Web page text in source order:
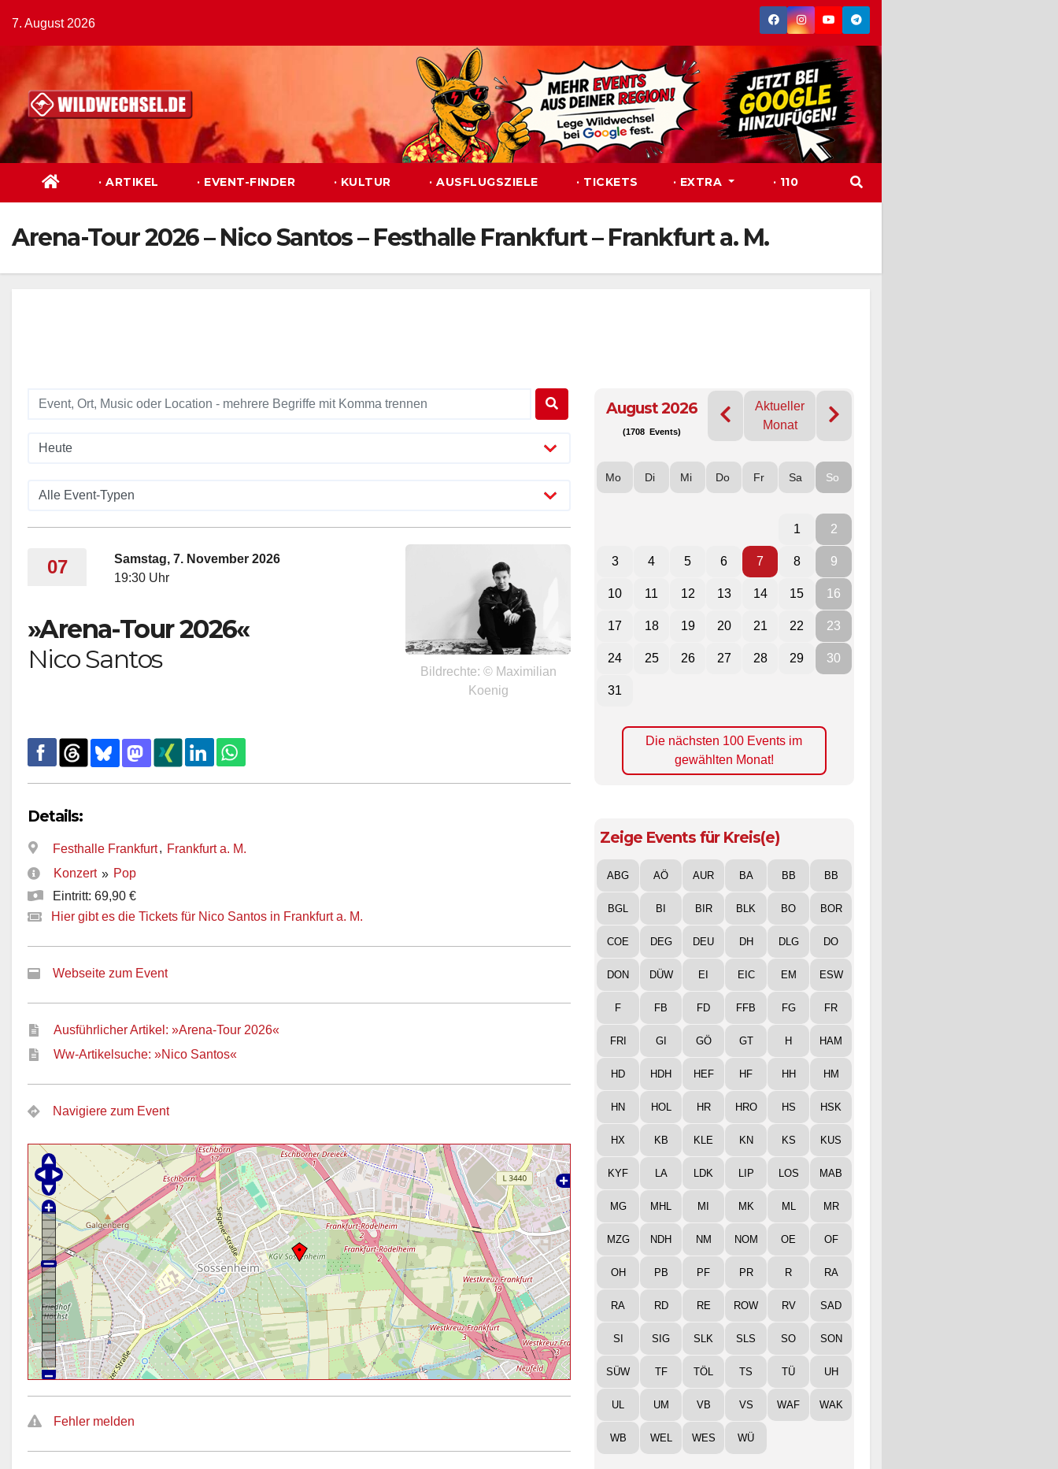
Inhalt
springen
7. August 2026
· ARTIKEL · EVENT-FINDER · KULTUR · AUSFLUGSZIELE · TICKETS · EXTRA · 110
Arena-Tour 2026 – Nico Santos – Festhalle Frankfurt – Frankfurt a. M.
07
Samstag, 7. November 2026
19:30 Uhr
»Arena-Tour 2026«
Nico Santos
Bildrechte: © Maximilian
Koenig
Details:
Festhalle Frankfurt, Frankfurt a. M.
Konzert » Pop
Eintritt: 69,90 €
Hier gibt es die Tickets für Nico Santos in Frankfurt a. M.
Webseite zum Event
Ausführlicher Artikel: »Arena-Tour 2026«
Ww-Artikelsuche: »Nico Santos«
Navigiere zum Event
Fehler melden
August 2026
(1708 Events)
Aktueller
Monat
Mo Di Mi Do Fr Sa So
1 2
3 4 5 6 7 8 9
10 11 12 13 14 15 16
17 18 19 20 21 22 23
24 25 26 27 28 29 30
31
Die nächsten 100 Events im
gewählten Monat!
Zeige Events für Kreis(e)
ABG AÖ AUR BA BB BB
BGL BI BIR BLK BO BOR
COE DEG DEU DH DLG DO
DON DÜW EI EIC EM ESW
F FB FD FFB FG FR
FRI GI GÖ GT H HAM
HD HDH HEF HF HH HM
HN HOL HR HRO HS HSK
HX KB KLE KN KS KUS
KYF LA LDK LIP LOS MAB
MG MHL MI MK ML MR
MZG NDH NM NOM OE OF
OH PB PF PR R RA
RA RD RE ROW RV SAD
SI SIG SLK SLS SO SON
SÜW TF TÖL TS TÜ UH
UL UM VB VS WAF WAK
WB WEL WES WÜ